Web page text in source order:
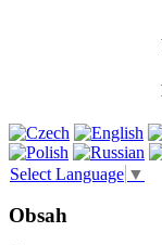
Select Language ▼
Obsah